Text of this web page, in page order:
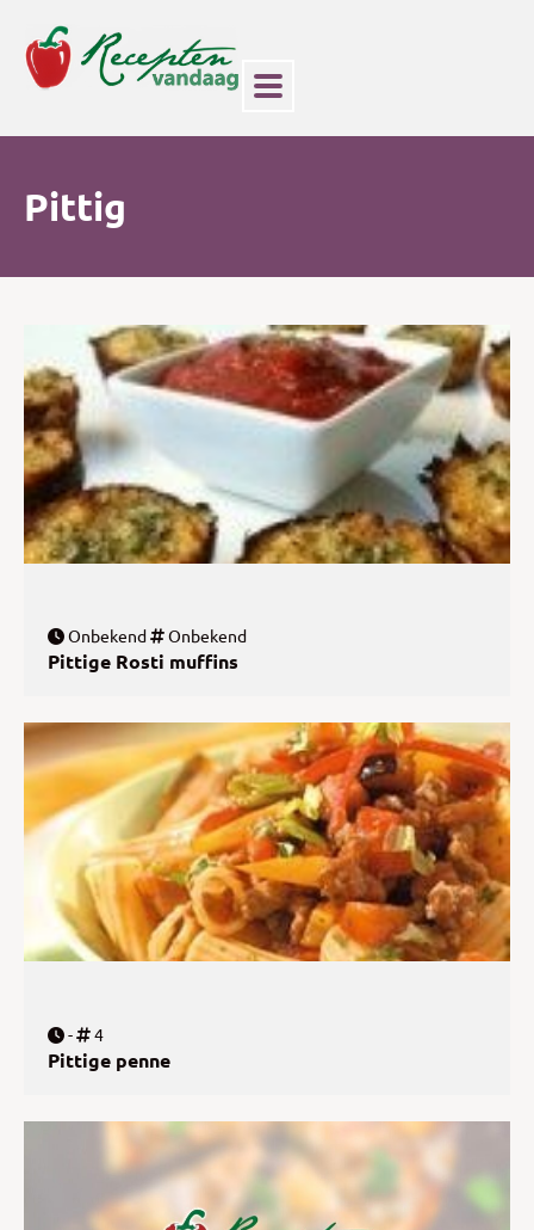
Pittig
Onbekend Onbekend
Pittige Rosti muffins
- 4
Pittige penne